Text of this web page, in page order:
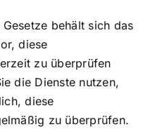
behält sich das
diese
zu überprüfen
die Dienste nutzen,
diese
zu überprüfen.